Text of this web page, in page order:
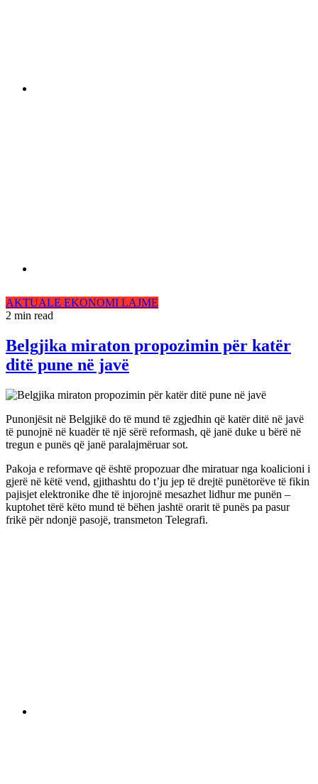
AKTUALE EKONOMI LAJME
2 min read
Belgjika miraton propozimin për katër
ditë pune në javë
Punonjësit në Belgjikë do të mund të zgjedhin që katër ditë në javë
të punojnë në kuadër të një sërë reformash, që janë duke u bërë në
tregun e punës që janë paralajmëruar sot.
Pakoja e reformave që është propozuar dhe miratuar nga koalicioni i
gjerë në këtë vend, gjithashtu do t’ju jep të drejtë punëtorëve të fikin
pajisjet elektronike dhe të injorojnë mesazhet lidhur me punën –
kuptohet tërë këto mund të bëhen jashtë orarit të punës pa pasur
frikë për ndonjë pasojë, transmeton Telegrafi.